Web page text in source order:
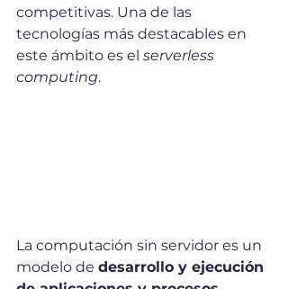
competitivas. Una de las
tecnologías más destacables en
este ámbito es el serverless
computing.
La computación sin servidor es un
modelo de desarrollo y ejecución